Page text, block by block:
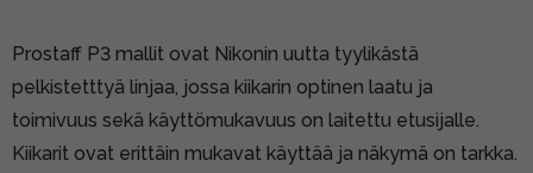
Prostaff P3 mallit ovat Nikonin uutta tyylikästä
pelkistetttyä linjaa, jossa kiikarin optinen laatu ja
toimivuus sekä käyttömukavuus on laitettu etusijalle.
Kiikarit ovat erittäin mukavat käyttää ja näkymä on tarkka.